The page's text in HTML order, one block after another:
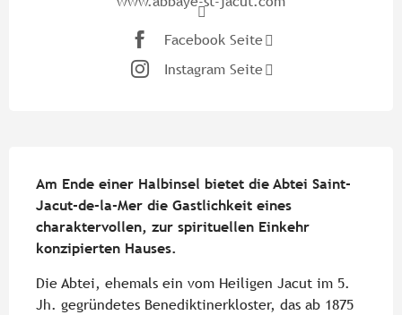
Facebook Seite
Instagram Seite
Am Ende einer Halbinsel bietet die Abtei Saint-
Jacut-de-la-Mer die Gastlichkeit eines
charaktervollen, zur spirituellen Einkehr
konzipierten Hauses.
Die Abtei, ehemals ein vom Heiligen Jacut im 5.
Jh. gegründetes Benediktinerkloster, das ab 1875